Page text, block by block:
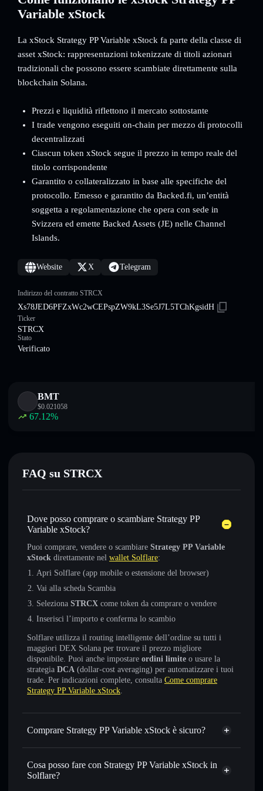
Variable xStock
La xStock Strategy PP Variable xStock fa parte della classe di
asset xStock: rappresentazioni tokenizzate di titoli azionari
tradizionali che possono essere scambiate direttamente sulla
blockchain Solana.
Prezzi e liquidità riflettono il mercato sottostante
I trade vengono eseguiti on-chain per mezzo di protocolli
decentralizzati
Ciascun token xStock segue il prezzo in tempo reale del
titolo corrispondente
Garantito o collateralizzato in base alle specifiche del
protocollo. Emesso e garantito da Backed.fi, un’entità
soggetta a regolamentazione che opera con sede in
Svizzera ed emette Backed Assets (JE) nelle Channel
Islands.
Website X Telegram
Indirizzo del contratto STRCX
Xs78JED6PFZxWc2wCEPspZW9kL3Se5J7L5TChKgsidH
Ticker
STRCX
Stato
Verificato
BMT
$0.021058
67.12%
FAQ su STRCX
Dove posso comprare o scambiare Strategy PP
Variable xStock?
Puoi comprare, vendere o scambiare Strategy PP Variable
xStock direttamente nel wallet Solflare:
Apri Solflare (app mobile o estensione del browser)
Vai alla scheda Scambia
Seleziona STRCX come token da comprare o vendere
Inserisci l’importo e conferma lo scambio
Solflare utilizza il routing intelligente dell’ordine su tutti i
maggiori DEX Solana per trovare il prezzo migliore
disponibile. Puoi anche impostare ordini limite o usare la
strategia DCA (dollar-cost averaging) per automatizzare i tuoi
trade. Per indicazioni complete, consulta Come comprare
Strategy PP Variable xStock.
Comprare Strategy PP Variable xStock è sicuro?
Strategy PP Variable xStock token verificato
Cosa posso fare con Strategy PP Variable xStock in
Solflare?